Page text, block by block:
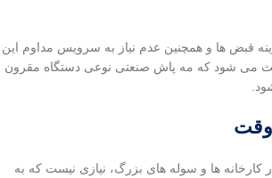
قبض ها و همچنین عدم نیاز به سرویس مداوم این
می شود که مه پاش صنعتی نوعی دستگاه مقرون
کارخانه ها و سوله های بزرگ، نیازی نیست که به